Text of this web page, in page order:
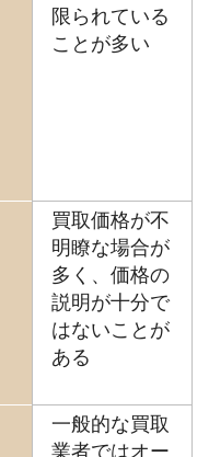
限られている
ことが多い
買取価格が不
明瞭な場合が
多く、価格の
説明が十分で
はないことが
ある
一般的な買取
業者ではオー